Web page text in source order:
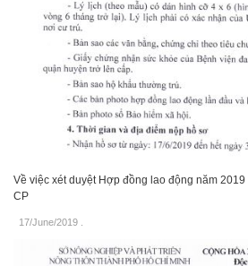
Về việc xét duyệt Hợp đồng lao động năm
CP
17/June/2019